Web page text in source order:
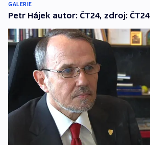
GALERIE
Petr Hájek autor: ČT24, zdroj: ČT24